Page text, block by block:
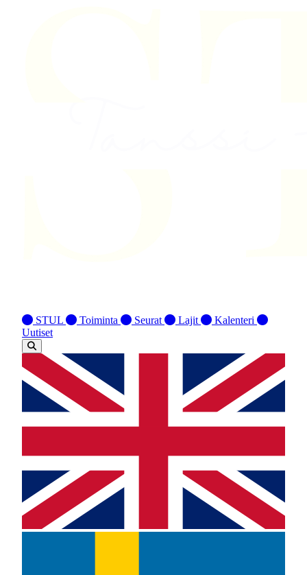
STUL Toiminta Seurat Lajit
Kalenteri
Uutiset